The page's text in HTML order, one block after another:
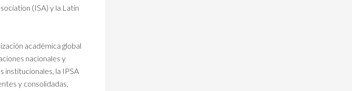
(ISA) y la Latin
académica global
nacionales y
institucionales, la IPSA
y consolidadas,